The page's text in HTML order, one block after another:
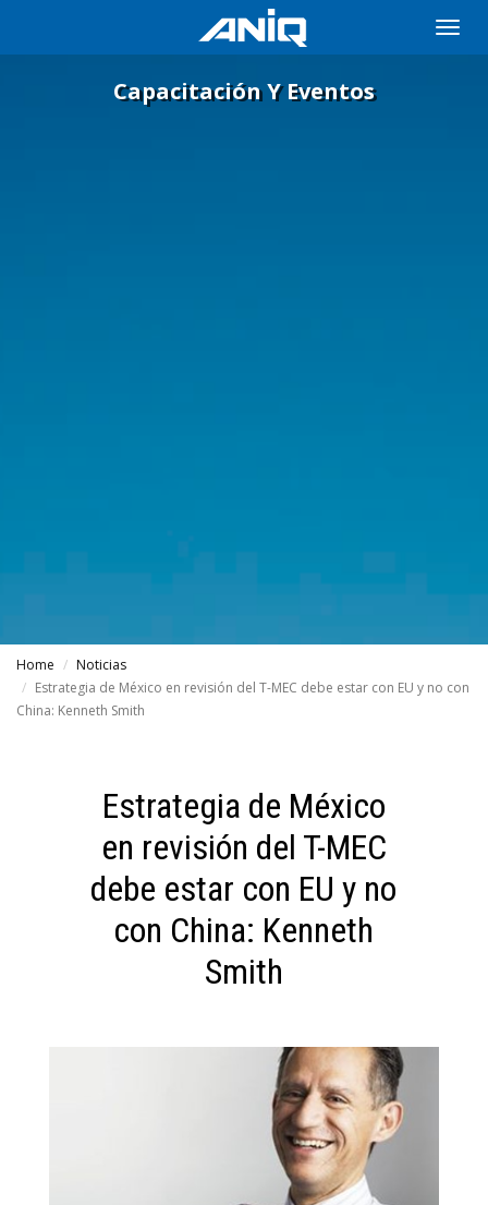
Toggle
Capacitación Y Eventos
Home
Noticias
Estrategia de México en revisión del T-MEC debe estar con EU y no con
China: Kenneth Smith
Estrategia de México
en revisión del T-MEC
debe estar con EU y no
con China: Kenneth
Smith